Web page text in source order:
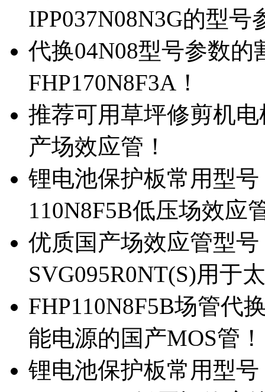
IPP037N08N3G的型号
代换04N08型号参数
FHP170N8F3A！
推荐可用草坪修剪机电
产场效应管！
锂电池保护板常用型号
110N8F5B低压场效应
优质国产场效应管型
SVG095R0NT(S)用于
FHP110N8F5B场管代
能电源的国产MOS管！
锂电池保护板常用型